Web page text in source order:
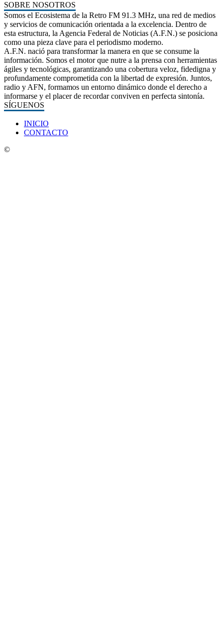
SOBRE NOSOTROS
Somos el Ecosistema de la Retro FM 91.3 MHz, una red de medios
y servicios de comunicación orientada a la excelencia. Dentro de
esta estructura, la Agencia Federal de Noticias (A.F.N.) se posiciona
como una pieza clave para el periodismo moderno.
A.F.N. nació para transformar la manera en que se consume la
información. Somos el motor que nutre a la prensa con herramientas
ágiles y tecnológicas, garantizando una cobertura veloz, fidedigna y
profundamente comprometida con la libertad de expresión. Juntos,
radio y AFN, formamos un entorno dinámico donde el derecho a
informarse y el placer de recordar conviven en perfecta sintonía.
SÍGUENOS
INICIO
CONTACTO
©